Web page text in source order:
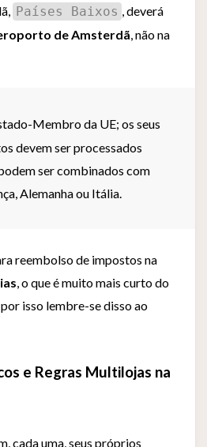
Países Baixos , deverá
de Amsterdã, não na
Membro da UE; os seus
devem ser processados
ser combinados com
Alemanha ou Itália.
reembolso de impostos na
, o que é muito mais curto do
isso lembre-se disso ao
e Regras Multilojas na
cada uma, seus próprios